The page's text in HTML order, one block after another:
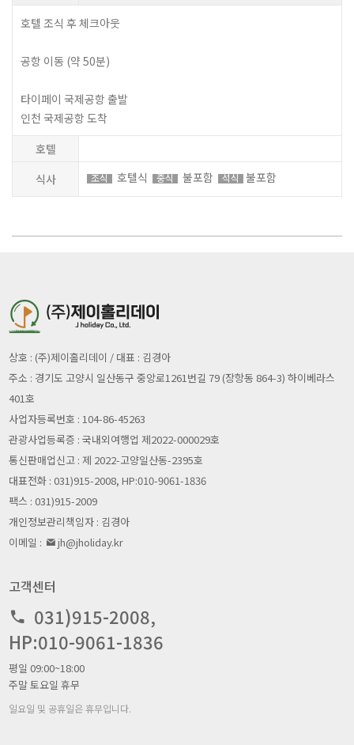
호텔 조식 후 체크아웃
공항 이동 (약 50분)
타이페이 국제공항 출발
인천 국제공항 도착
호텔
식사
조식 호텔식 중식 불포함 석식 불포함
상호 : (주)제이홀리데이 / 대표 : 김경아
주소 : 경기도 고양시 일산동구 중앙로1261번길 79 (장항동 864-3) 하이베라스
401호
사업자등록번호 : 104-86-45263
관광사업등록증 : 국내외여행업 제2022-000029호
통신판매업신고 : 제 2022-고양일산동-2395호
대표전화 : 031)915-2008, HP:010-9061-1836
팩스 : 031)915-2009
개인정보관리책임자 : 김경아
이메일 :
jh@jholiday.kr
고객센터
031)915-2008,
HP:010-9061-1836
평일 09:00~18:00
주말 토요일 휴무
일요일 및 공휴일은 휴무입니다.